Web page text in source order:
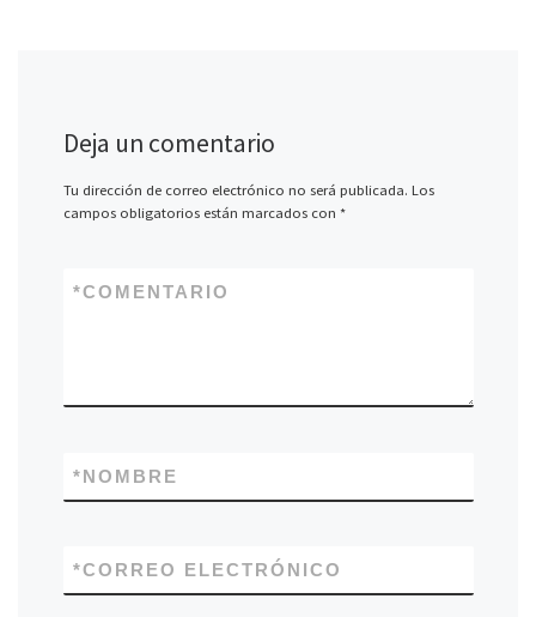
Deja un comentario
Tu dirección de correo electrónico no será publicada. Los
campos obligatorios están marcados con *
COMENTARIO
*
NOMBRE
*
CORREO ELECTRÓNICO
*